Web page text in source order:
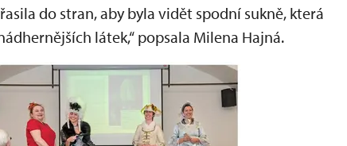
do stran, aby byla vidět spodní sukně, která
látek,“ popsala Milena Hajná.